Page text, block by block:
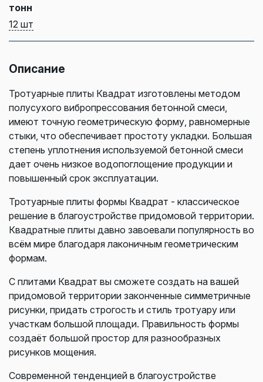
тонн
12 шт
Описание
Тротуарные плиты Квадрат изготовлены методом
полусухого вибропрессования бетонной смеси,
имеют точную геометрическую форму, равномерные
стыки, что обеспечивает простоту укладки. Большая
степень уплотнения используемой бетонной смеси
дает очень низкое водопоглощение продукции и
повышенный срок эксплуатации.
Тротуарные плиты формы Квадрат - классическое
решение в благоустройстве придомовой территории.
Квадратные плиты давно завоевали популярность во
всём мире благодаря лаконичным геометрическим
формам.
С плитами Квадрат вы сможете создать на вашей
придомовой территории законченные симметричные
рисунки, придать строгость и стиль тротуару или
участкам большой площади. Правильность формы
создаёт большой простор для разнообразных
рисунков мощения.
Современной тенденцией в благоустройстве